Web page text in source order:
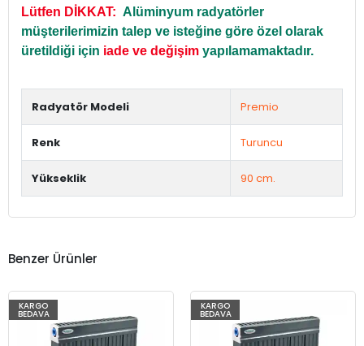
Lütfen DİKKAT: Alüminyum radyatörler
müşterilerimizin talep ve isteğine göre özel olarak
üretildiği için iade ve değişim yapılamamaktadır.
Radyatör Modeli Premio
Renk Turuncu
Yükseklik 90 cm.
Benzer Ürünler
KARGO
BEDAVA
KARGO
BEDAVA